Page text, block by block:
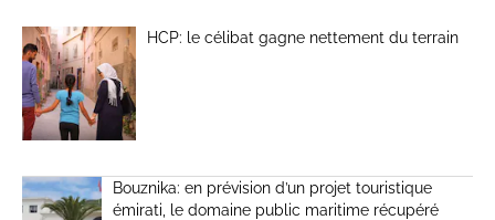
HCP: le célibat gagne nettement du terrain
Bouznika: en prévision d’un projet touristique
émirati, le domaine public maritime récupéré